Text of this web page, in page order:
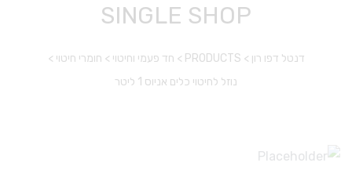
SINGLE SHOP
דנטל דפו רון >
PRODUCTS
> חד פעמי וחיטוי > חומרי חיטוי >
נוזל לחיטוי כלים אניוס 1 ליטר